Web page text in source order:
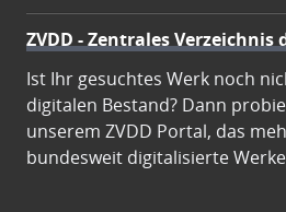
ZVDD - Zentrales
Ist Ihr gesuchtes Werk noch
digitalen Bestand? Dann
unserem ZVDD Portal, das
bundesweit digitalisierte